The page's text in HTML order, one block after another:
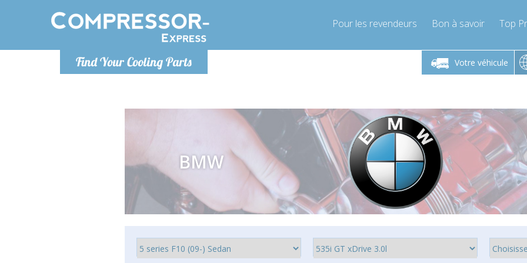
Find Your Cooling Parts
Pour les revendeurs Bon à savoir Top
Votre véhicule
Lundi-Vendredi 9h-17h Lundi-Vendredi 9h-17h
info@compressor-express.fr
Lundi-
BMW